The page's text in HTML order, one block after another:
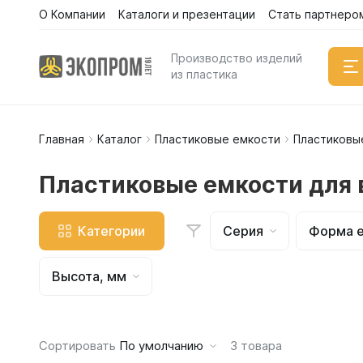
Каталог
О Компании Каталоги и презентации Стать
Производство изделий
из пластика
Емкости
Главная Каталог Пластиковые емкости
Пластиковые емкости для
Категории Серия Форма
Высота, мм
Сортировать По умолчанию 3 товара